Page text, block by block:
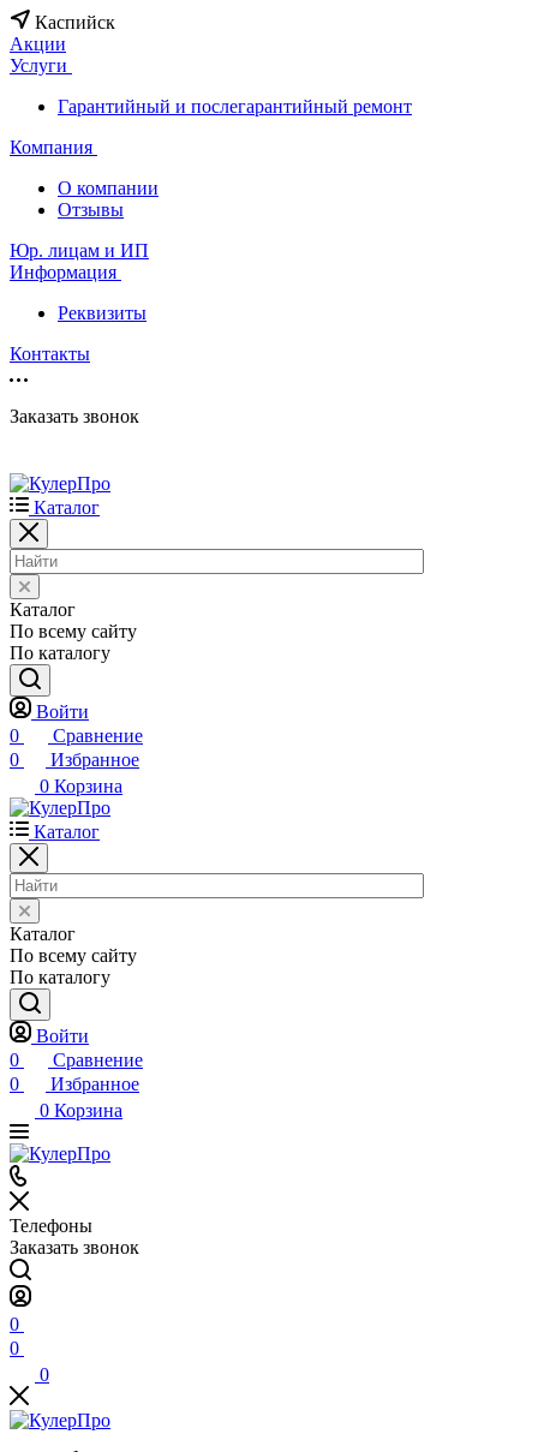
Каспийск
Акции
Услуги
Гарантийный и послегарантийный ремонт
Компания
О компании
Отзывы
Юр. лицам и ИП
Информация
Реквизиты
Контакты
Заказать звонок
Каталог
Каталог
По всему сайту
По каталогу
Войти
0
Сравнение
0
Избранное
0 Корзина
Каталог
Каталог
По всему сайту
По каталогу
Войти
0
Сравнение
0
Избранное
0 Корзина
Телефоны
Заказать звонок
0
0
0